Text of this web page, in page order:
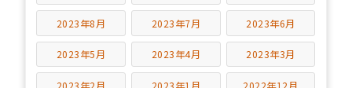
2023年8月 2023年7月 2023年6月
2023年5月 2023年4月 2023年3月
2023年2月 2023年1月 2022年12月